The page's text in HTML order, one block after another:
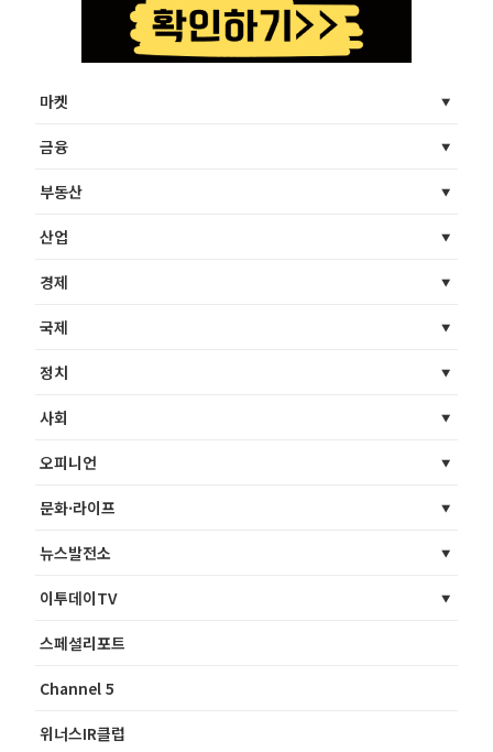
마켓
금융
부동산
산업
경제
국제
정치
사회
오피니언
문화·라이프
뉴스발전소
이투데이TV
스페셜리포트
Channel 5
위너스IR클럽